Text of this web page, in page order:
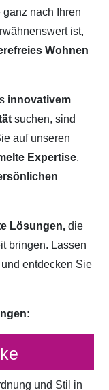
nach Ihren
ist,
Wohnen
innovativem
suchen, sind
auf unseren
Expertise,
Lösungen, die
bringen. Lassen
und entdecken Sie
und Stil in